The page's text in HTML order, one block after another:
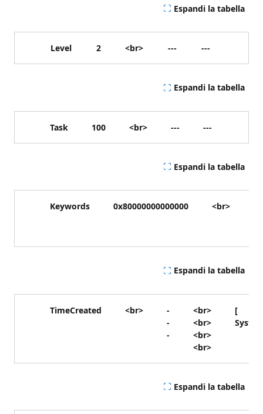
Espandi la tabella
Level 2 <br> --- ---
Espandi la tabella
Task 100 <br> --- ---
Espandi la tabella
Keywords 0x80000000000000 <br>
Espandi la tabella
TimeCreated <br>
-
-
-
<br>
<br>
<br>
<br>
[
Espandi la tabella